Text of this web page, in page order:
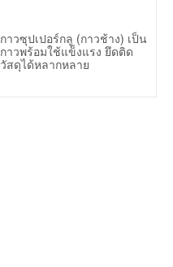
กาวซุปเปอร์กลู (กาวช้าง) เป็น
กาวพร้อมใช้แข็งแรง ยึดติด
วัสดุได้หลากหลาย